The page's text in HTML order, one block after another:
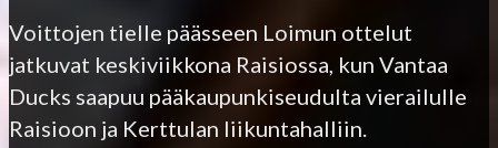
Voittojen tielle päässeen Loimun ottelut
jatkuvat keskiviikkona Raisiossa, kun Vantaa
Ducks saapuu pääkaupunkiseudulta vierailulle
Raisioon ja Kerttulan liikuntahalliin.